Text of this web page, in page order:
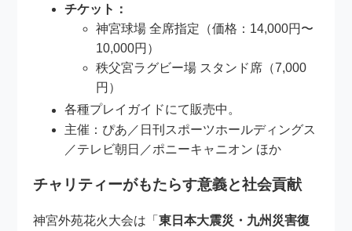
チケット：
神宮球場 全席指定（価格：14,000円〜
10,000円）
秩父宮ラグビー場 スタンド席（7,000
円）
各種プレイガイドにて販売中。
主催：ぴあ／日刊スポーツホールディングス
／テレビ朝日／ポニーキャニオン ほか
チャリティーがもたらす意義と社会貢献
神宮外苑花火大会は「東日本大震災・九州災害復